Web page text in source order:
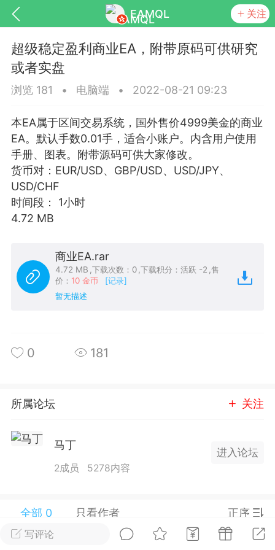
EAMQL 关注
匿名树洞 发起挑战 幸运转盘
Lv.9 神隐会员
电脑端 趋势
狼行黄金一次一单1.1你们期待的一
黄金一次一单1.0你们期待的一次一单
了，主打高胜率没浮亏！复利模式下 历
2026.03.17 数据表现...
2024年 狼行天下A03.01软件大更
EA 增加货币版EA
写评论
超级稳定盈利商业EA，附带原码可供研究
或者实盘
浏览 181 • 电脑端 • 2022-08-21 09:23
本EA属于区间交易系统，国外售价4999美金的商业
EA。默认手数0.01手，适合小账户。内含用户使用
手册、图表。附带源码可供大家修改。
货币对：EUR/USD、GBP/USD、USD/JPY、
USD/CHF
时间段： 1小时
4.72 MB
商业EA.rar
4.72 MB ,下载次数：0 ,下载积分：活跃 -2 ,售
价： 10 金币
[记录]
暂无描述
0 181
所属论坛 关注
马丁
2成员 5278内容
进入论坛
全部 0 只看作者 正序